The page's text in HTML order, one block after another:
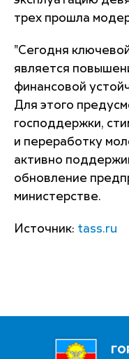
трех прошла
"Сегодня
является
финансовой
Для этого
господдержки,
и переработку
активно
обновление
министерстве.
Источник: tass.ru